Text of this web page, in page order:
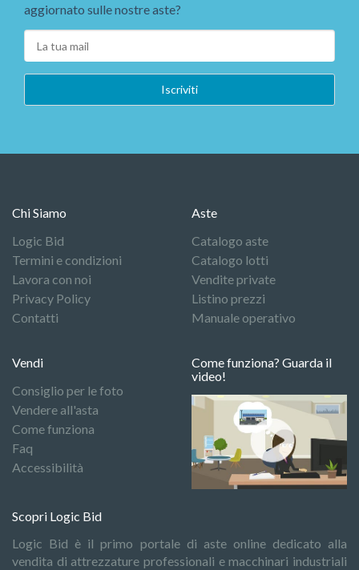
aggiornato sulle nostre aste?
Chi Siamo
Logic Bid
Termini e condizioni
Lavora con noi
Privacy Policy
Contatti
Aste
Catalogo aste
Catalogo lotti
Vendite private
Listino prezzi
Manuale operativo
Vendi
Consiglio per le foto
Vendere all'asta
Come funziona
Faq
Accessibilità
Come funziona? Guarda il
video!
Scopri Logic Bid
Logic Bid è il primo portale di aste online dedicato alla
vendita di attrezzature professionali e macchinari industriali